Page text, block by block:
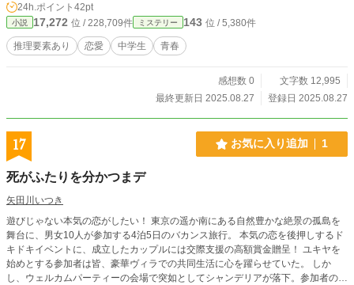
24h.ポイント 42pt
小説 17,272 位 / 228,709件 ミステリー 143 位 / 5,380件
推理要素あり 恋愛 中学生 青春
感想数 0
文字数 12,995
最終更新日 2025.08.27
登録日 2025.08.27
17 お気に入り追加 1
死がふたりを分かつまデ
矢田川いつき
遊びじゃない本気の恋がしたい！ 東京の遥か南にある自然豊かな絶景の孤島を
舞台に、男女10人が参加する4泊5日のバカンス旅行。 本気の恋を後押しするド
キドキイベントに、成立したカップルには交際支援の高額賞金贈呈！ ユキヤを
始めとする参加者は皆、豪華ヴィラでの共同生活に心を躍らせていた。 しか
し、ウェルカムパーティーの会場で突如としてシャンデリアが落下。参加者の一